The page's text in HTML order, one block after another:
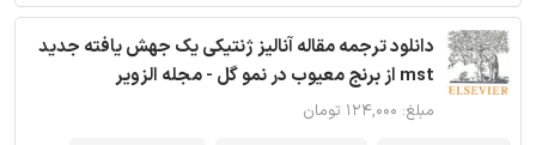
دانلود ترجمه مقاله آنالیز ژنتیکی یک جهش یافته جدید
mst از برنج معیوب در نمو گل - مجله الزویر
مبلغ: ۱۲۴,۰۰۰ تومان